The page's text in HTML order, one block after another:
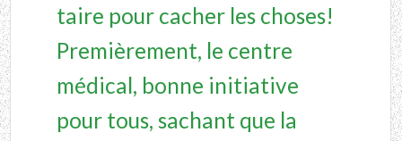
taire pour cacher les choses!
Premièrement, le centre
médical, bonne initiative
pour tous, sachant que la